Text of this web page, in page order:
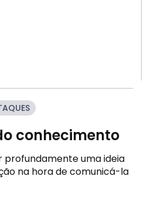
conhecimento
uma ideia
na hora de comunicá-la